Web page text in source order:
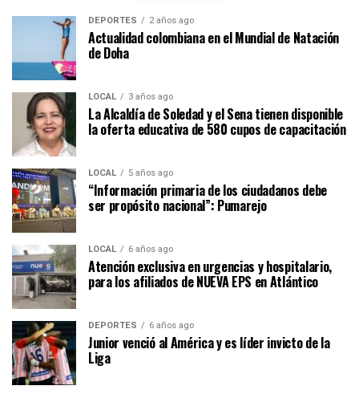
DEPORTES 2 años ago
Actualidad colombiana en el Mundial de Natación
de Doha
LOCAL 3 años ago
La Alcaldía de Soledad y el Sena tienen disponible
la oferta educativa de 580 cupos de capacitación
LOCAL 5 años ago
“Información primaria de los ciudadanos debe
ser propósito nacional”: Pumarejo
LOCAL 6 años ago
Atención exclusiva en urgencias y hospitalario,
para los afiliados de NUEVA EPS en Atlántico
DEPORTES 6 años ago
Junior venció al América y es líder invicto de la
Liga